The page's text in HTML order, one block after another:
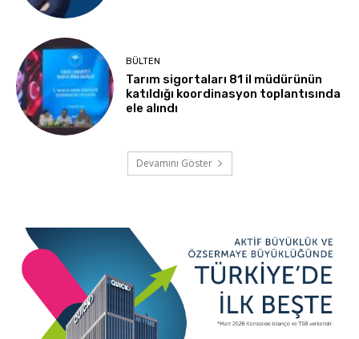
BÜLTEN
Tarım sigortaları 81 il müdürünün
katıldığı koordinasyon toplantısında
ele alındı
Devamını Göster